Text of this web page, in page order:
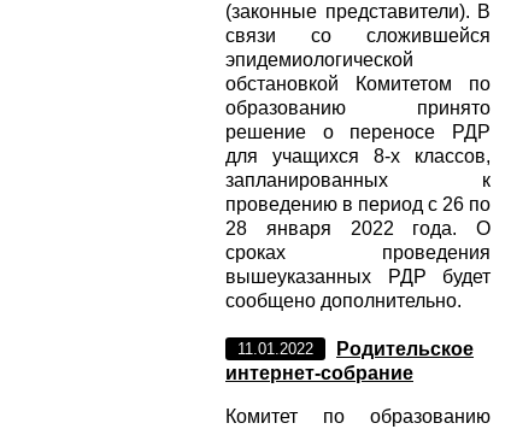
(законные представители). В
связи со сложившейся
эпидемиологической
обстановкой Комитетом по
образованию принято
решение о переносе РДР
для учащихся 8-х классов,
запланированных к
проведению в период с 26 по
28 января 2022 года. О
сроках проведения
вышеуказанных РДР будет
сообщено дополнительно.
11.01.2022
Родительское
интернет-собрание
Комитет по образованию